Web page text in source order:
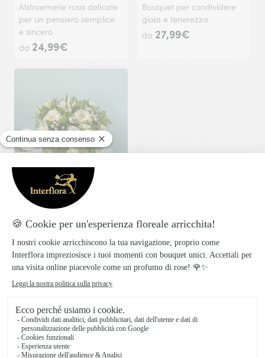
Alstroemerie rosa delicate
per un pensiero semplice
e sincero
da 24,99€
Bouquet per condividere
gioia e tenerezza
da 27,99€
In giornata
Consegna disponibile oggi o in data a tua scelta.
Giardino in fiore
Composizione in cassetta
di legno
59,99€
13 prodotti su 13